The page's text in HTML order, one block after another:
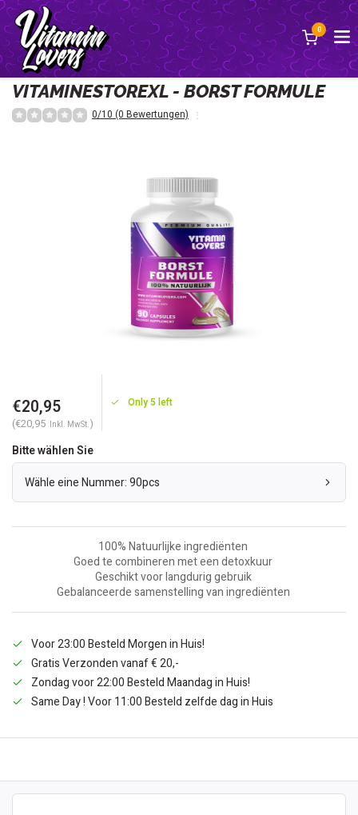
0
Zurück
VITAMINESTOREXL - BORST FORMULE
0/10 (0 Bewertungen)
€20,95
(€20,95 Inkl. MwSt.)
Only 5 left
Bitte wählen Sie
Wähle eine Nummer: 90pcs
100% Natuurlijke ingrediënten
Goed te combineren met een detoxkuur
Geschikt voor langdurig gebruik
Gebalanceerde samenstelling van ingrediënten
Voor 23:00 Besteld Morgen in Huis!
Gratis Verzonden vanaf € 20,-
Zondag voor 22:00 Besteld Maandag in Huis!
Same Day ! Voor 11:00 Besteld zelfde dag in Huis